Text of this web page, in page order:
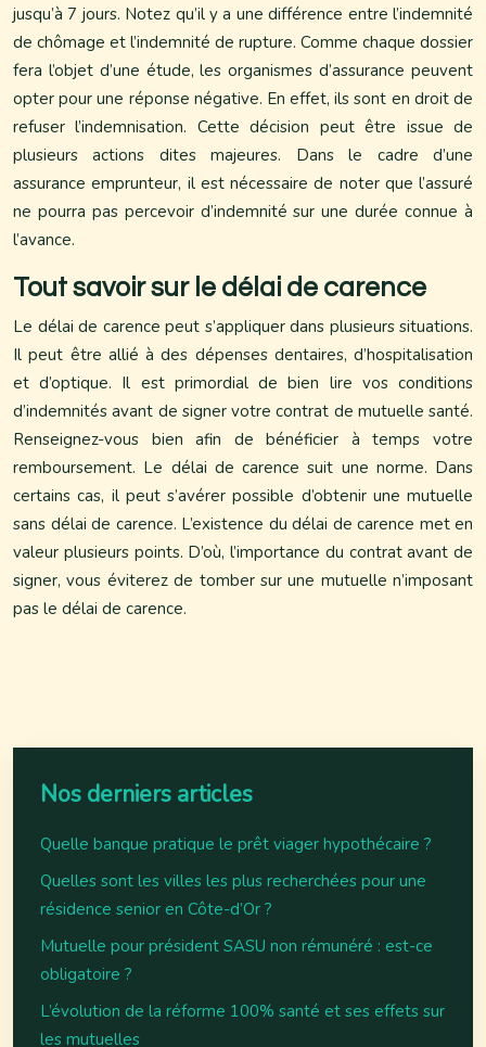
jusqu’à 7 jours. Notez qu’il y a une différence entre l’indemnité
de chômage et l’indemnité de rupture. Comme chaque dossier
fera l’objet d’une étude, les organismes d’assurance peuvent
opter pour une réponse négative. En effet, ils sont en droit de
refuser l’indemnisation. Cette décision peut être issue de
plusieurs actions dites majeures. Dans le cadre d’une
assurance emprunteur, il est nécessaire de noter que l’assuré
ne pourra pas percevoir d’indemnité sur une durée connue à
l’avance.
Tout savoir sur le délai de carence
Le délai de carence peut s’appliquer dans plusieurs situations.
Il peut être allié à des dépenses dentaires, d’hospitalisation
et d’optique. Il est primordial de bien lire vos conditions
d’indemnités avant de signer votre contrat de mutuelle santé.
Renseignez-vous bien afin de bénéficier à temps votre
remboursement. Le délai de carence suit une norme. Dans
certains cas, il peut s’avérer possible d’obtenir une mutuelle
sans délai de carence. L’existence du délai de carence met en
valeur plusieurs points. D’où, l’importance du contrat avant de
signer, vous éviterez de tomber sur une mutuelle n’imposant
pas le délai de carence.
Nos derniers articles
Quelle banque pratique le prêt viager hypothécaire ?
Quelles sont les villes les plus recherchées pour une
résidence senior en Côte-d’Or ?
Mutuelle pour président SASU non rémunéré : est-ce
obligatoire ?
L’évolution de la réforme 100% santé et ses effets sur
les mutuelles